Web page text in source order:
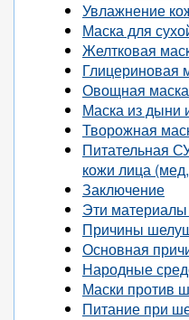
Увлажнение
Маска для
Желтковая
Глицериновая
Овощная маска
Маска из дыни
Творожная
Питательная
кожи лица
Заключение
Эти
Причины
Основная
Народные
Маски против
Питание при